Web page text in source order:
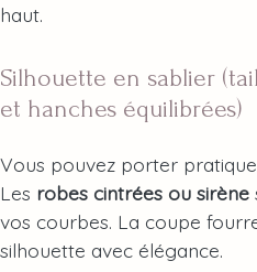
haut.
Silhouette en sablier
et hanches équilibrées)
Vous pouvez porter
Les robes cintrées ou sirène
vos courbes. La coupe
silhouette avec élégance.